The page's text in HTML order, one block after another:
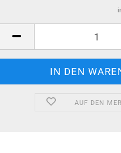
AUF DEN